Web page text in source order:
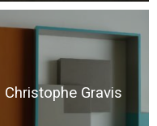
Christophe Gravis